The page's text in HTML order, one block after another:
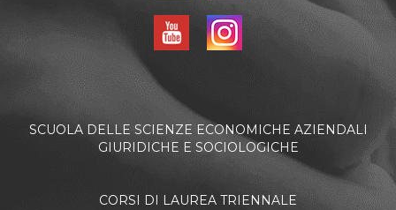
SCUOLA DELLE SCIENZE ECONOMICHE AZIENDALI
GIURIDICHE E SOCIOLOGICHE
CORSI DI LAUREA TRIENNALE